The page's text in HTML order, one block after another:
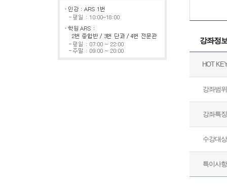
강좌정
HOT
강좌범위
강좌특징
수강대상
특이사항